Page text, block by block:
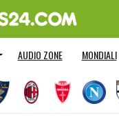
AUDIO ZONE MONDIALI